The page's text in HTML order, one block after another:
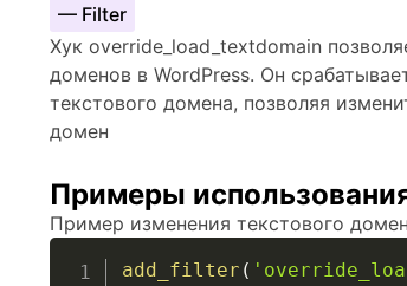
— Filter
Хук override_load_textdomain
доменов в WordPress. Он
текстового домена, позволяя
домен
Примеры
Пример изменения текстового
add_filter (